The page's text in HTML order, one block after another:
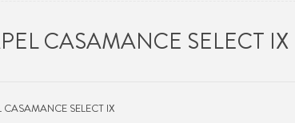
CASAMANCE SELECT IX
CASAMANCE SELECT IX